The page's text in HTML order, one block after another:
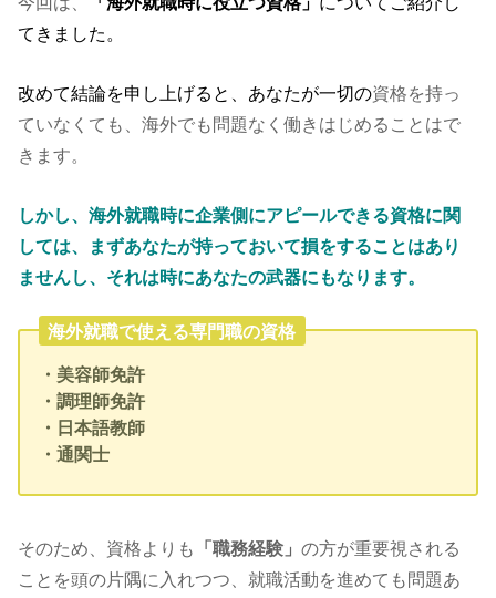
てきました。
改めて結論を申し上げると、あなたが一切の資格を持っ
ていなくても、海外でも問題なく働きはじめることはで
きます。
しかし、海外就職時に企業側にアピールできる資格に関
しては、まずあなたが持っておいて損をすることはあり
ませんし、それは時にあなたの武器にもなります。
海外就職で使える専門職の資格
・美容師免許
・調理師免許
・日本語教師
・通関士
そのため、資格よりも 「職務経験」の方が重要視される
ことを頭の片隅に入れつつ、就職活動を進めても問題あ